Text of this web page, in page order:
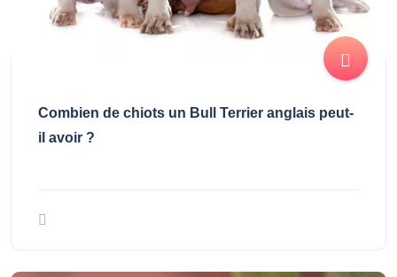
Combien de chiots un Bull Terrier anglais peut-
il avoir ?